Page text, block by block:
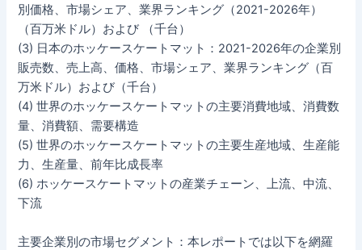
別価格、市場シェア、業界ランキング（2021-2026年）
（百万米ドル）および （千台）
(3) 日本のホッケースケートマット：2021-2026年の企業別
販売数、売上高、価格、市場シェア、業界ランキング（百
万米ドル）および（千台）
(4) 世界のホッケースケートマットの主要消費地域、消費数
量、消費額、需要構造
(5) 世界のホッケースケートマットの主要生産地域、生産能
力、生産量、前年比成長率
(6) ホッケースケートマットの産業チェーン、上流、中流、
下流
主要企業別の市場セグメント：本レポートでは以下を網羅